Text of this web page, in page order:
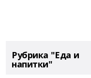
Рубрика "Еда и
напитки"